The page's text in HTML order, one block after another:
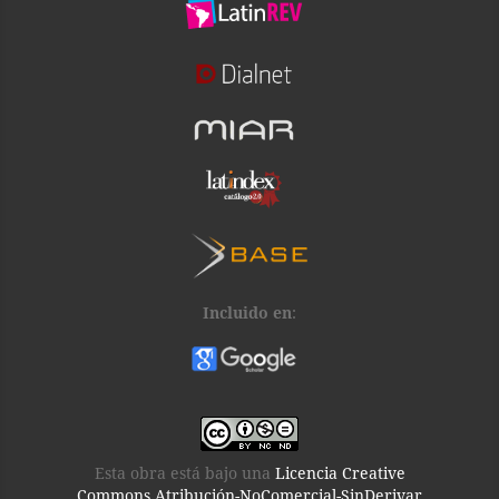
Incluido en:
Esta obra está bajo una Licencia Creative